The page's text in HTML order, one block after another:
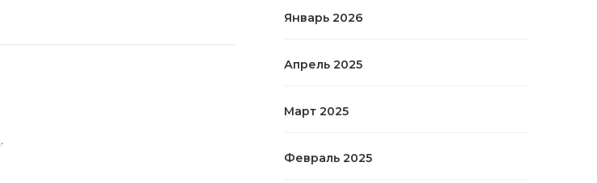
.
Январь 2026
Апрель 2025
Март 2025
Февраль 2025